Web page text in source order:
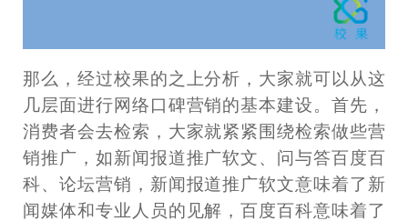
那么，经过校果的之上分析，大家就可以从这
几层面进行网络口碑营销的基本建设。首先，
消费者会去检索，大家就紧紧围绕检索做些营
销推广，如新闻报道推广软文、问与答百度百
科、论坛营销，新闻报道推广软文意味着了新
闻媒体和专业人员的见解，百度百科意味着了